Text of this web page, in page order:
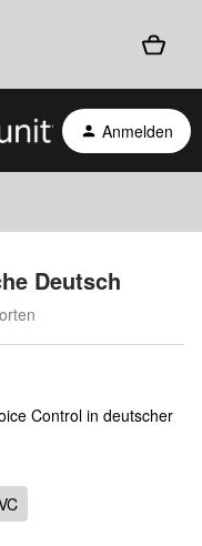
Anmelden
Deutsch
Control in deutscher